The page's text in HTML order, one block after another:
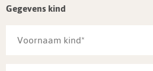
Gegevens kind